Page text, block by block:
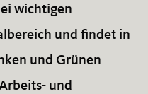
wichtigen
und findet in
und Grünen
und